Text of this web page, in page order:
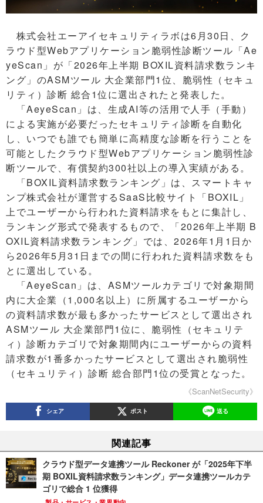
株式会社エーアイセキュリティラボは6月30日、ク
ラウド型Webアプリケーション脆弱性診断ツール「Ae
yeScan」が「2026年上半期 BOXIL資料請求数ランキ
ング」のASMツール 大企業部門1位、脆弱性（セキュ
リティ）診断 総合1位に選出されたと発表した。
「AeyeScan」は、生成AI等の活用で人手（手動）
による実施が必要だったセキュリティ診断を自動化
し、いつでも誰でも簡単に高精度な診断を行うことを
可能としたクラウド型Webアプリケーション脆弱性診
断ツールで、有償契約300社以上の導入実績がある。
「BOXIL資料請求数ランキング」は、スマートキャ
ンプ株式会社が運営するSaaS比較サイト「BOXIL」
上でユーザーから行われた資料請求をもとに集計し、
ランキング形式で発表するもので、「2026年上半期 B
OXIL資料請求数ランキング」では、2026年1月1日か
ら2026年5月31日までの間に行われた資料請求数をも
とに選出している。
「AeyeScan」は、ASMツールカテゴリで対象期間
内に大企業（1,000名以上）に所属するユーザーから
の資料請求数が最も多かったサービスとして選出され
ASMツール 大企業部門1位に、脆弱性（セキュリテ
ィ）診断カテゴリで対象期間内にユーザーからの資料
請求数が1番多かったサービスとして選出され脆弱性
（セキュリティ）診断 総合部門1位の受賞となった。
《ScanNetSecurity》
シェア ポスト 送る
関連記事
クラウド型データ連携ツール Reckoner が「2025年下半
期 BOXIL資料請求数ランキング」データ連携ツールカテ
ゴリで総合 1 位獲得